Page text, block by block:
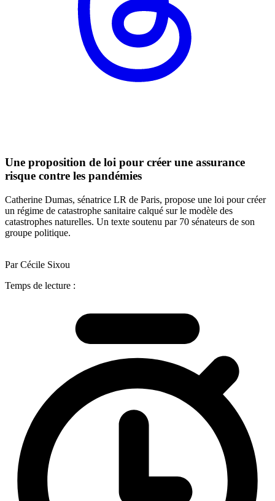
Une proposition de loi pour créer une assurance
risque contre les pandémies
Catherine Dumas, sénatrice LR de Paris, propose une loi pour créer
un régime de catastrophe sanitaire calqué sur le modèle des
catastrophes naturelles. Un texte soutenu par 70 sénateurs de son
groupe politique.
Par Cécile Sixou
Temps de lecture :